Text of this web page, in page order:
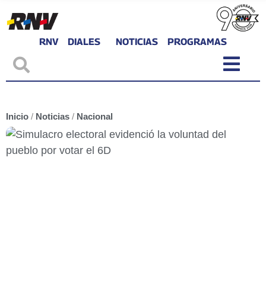
RNV DIALES NOTICIAS PROGRAMAS
Inicio / Noticias / Nacional